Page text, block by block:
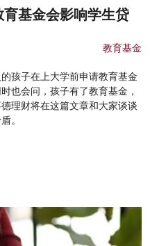
育基金会影响学生贷
教育基金
孩子在上大学前申请教育基金
也会问，孩子有了教育基金，
理财将在这篇文章和大家谈谈
。